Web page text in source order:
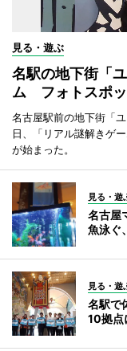
見る・遊ぶ
名駅の地下街「
ム フォトスポッ
名古屋駅前の地下街「
日、「リアル謎解きゲ
が始まった。
見る・遊
名古屋
魚泳ぐ
見る・遊
名駅で
10拠点